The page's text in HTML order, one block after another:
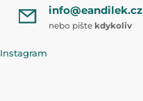
info@eandilek.cz
nebo pište kdykoliv
Instagram